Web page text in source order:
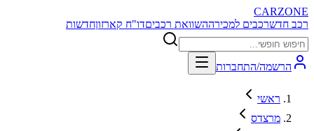
CARZONE
רכב חדשרכבים למכירההשוואת רכביםדו"ח קארזוןחדשות
הרשמה/התחברות
ראשי
מרצדס